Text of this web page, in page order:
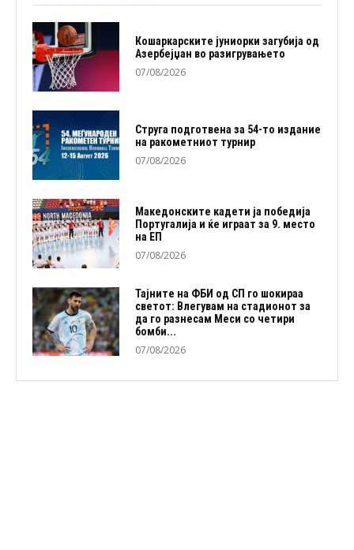
Кошаркарските јуниорки загубија од
Азербејџан во разигрувањето
07/08/2026
Струга подготвена за 54-то издание
на ракометниот турнир
07/08/2026
Македонските кадети ја победија
Португалија и ќе играат за 9. место
на ЕП
07/08/2026
Тајните на ФБИ од СП го шокираа
светот: Влегувам на стадионот за
да го разнесам Меси со четири
бомби...
07/08/2026